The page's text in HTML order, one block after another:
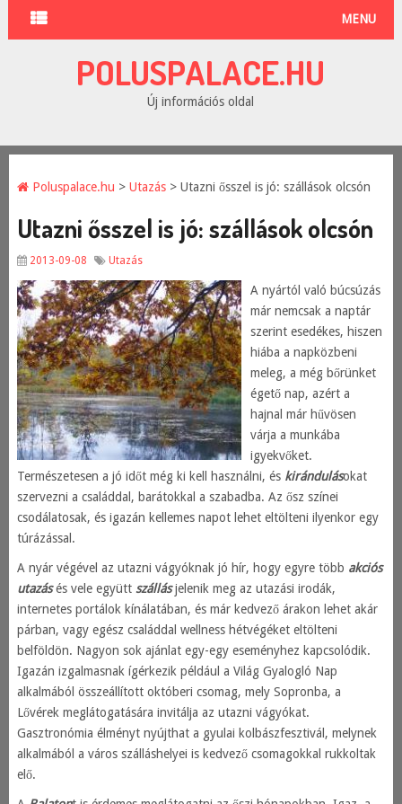
MENU
POLUSPALACE.HU
Új információs oldal
Poluspalace.hu > Utazás> Utazni ősszel is jó: szállások olcsón
Utazni ősszel is jó: szállások olcsón
2013-09-08 Utazás
A nyártól való búcsúzás
már nemcsak a naptár
szerint esedékes, hiszen
hiába a napközbeni
meleg, a még bőrünket
égető nap, azért a
hajnal már hűvösen
várja a munkába
igyekvőket.
Természetesen a jó időt még ki kell használni, és kirándulásokat
szervezni a családdal, barátokkal a szabadba. Az ősz színei
csodálatosak, és igazán kellemes napot lehet eltölteni ilyenkor egy
túrázással.
A nyár végével az utazni vágyóknak jó hír, hogy egyre több akciós
utazásés vele együttszállásjelenik meg az utazási irodák,
internetes portálok kínálatában, és már kedvező árakon lehet akár
párban, vagy egész családdal wellness hétvégéket eltölteni
belföldön. Nagyon sok ajánlat egy-egy eseményhez kapcsolódik.
Igazán izgalmasnak ígérkezik például a Világ Gyalogló Nap
alkalmából összeállított októberi csomag, mely Sopronba, a
Lővérek meglátogatására invitálja az utazni vágyókat.
Gasztronómia élményt nyújthat a gyulai kolbászfesztivál, melynek
alkalmából a város szálláshelyei is kedvező csomagokkal rukkoltak
elő.